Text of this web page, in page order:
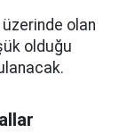
olan
olduğu